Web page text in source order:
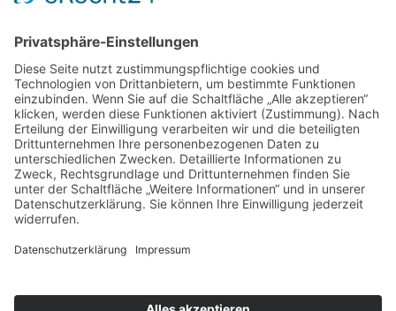
Mitgliederbereich
Umsetzung: DOUBLE-A-DESIGN
Suche